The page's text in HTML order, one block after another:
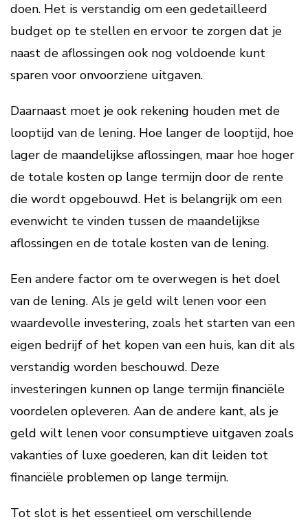
doen. Het is verstandig om een gedetailleerd
budget op te stellen en ervoor te zorgen dat je
naast de aflossingen ook nog voldoende kunt
sparen voor onvoorziene uitgaven.
Daarnaast moet je ook rekening houden met de
looptijd van de lening. Hoe langer de looptijd, hoe
lager de maandelijkse aflossingen, maar hoe hoger
de totale kosten op lange termijn door de rente
die wordt opgebouwd. Het is belangrijk om een
evenwicht te vinden tussen de maandelijkse
aflossingen en de totale kosten van de lening.
Een andere factor om te overwegen is het doel
van de lening. Als je geld wilt lenen voor een
waardevolle investering, zoals het starten van een
eigen bedrijf of het kopen van een huis, kan dit als
verstandig worden beschouwd. Deze
investeringen kunnen op lange termijn financiële
voordelen opleveren. Aan de andere kant, als je
geld wilt lenen voor consumptieve uitgaven zoals
vakanties of luxe goederen, kan dit leiden tot
financiële problemen op lange termijn.
Tot slot is het essentieel om verschillende